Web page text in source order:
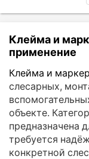
Клейма и
применение
Клейма и
слесарных,
объекте.
предназначена
требуется
конкретной